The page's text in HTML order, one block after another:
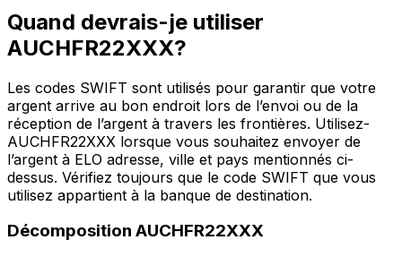
Quand devrais-je utiliser
AUCHFR22XXX?
Les codes SWIFT sont utilisés pour garantir que votre
argent arrive au bon endroit lors de l’envoi ou de la
réception de l’argent à travers les frontières. Utilisez-
AUCHFR22XXX lorsque vous souhaitez envoyer de
l’argent à ELO adresse, ville et pays mentionnés ci-
dessus. Vérifiez toujours que le code SWIFT que vous
utilisez appartient à la banque de destination.
Décomposition AUCHFR22XXX